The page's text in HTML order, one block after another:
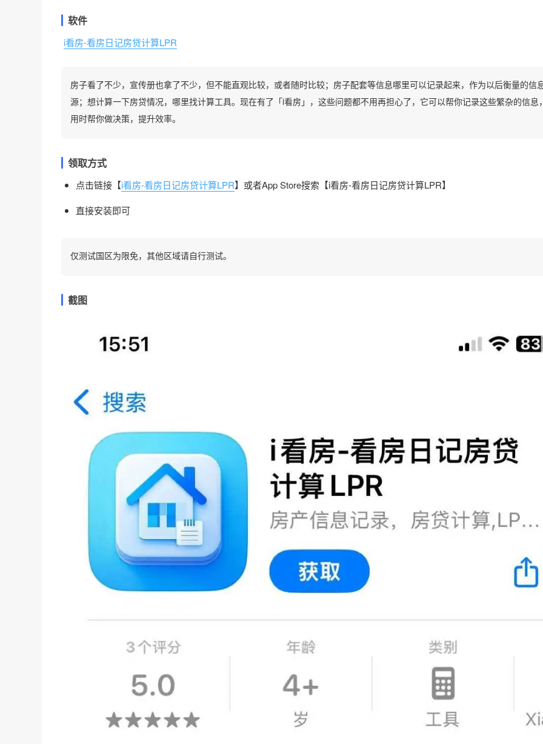
软件
i看房-看房日记房贷计算LPR
房子看了不少，宣传册也拿了不少，但不能直观比较，或者随时比较；房子配套等信息哪里可以记录起来，作为以后衡量的信
源；想计算一下房贷情况，哪里找计算工具。现在有了「i看房」，这些问题都不用再担心了，它可以帮你记录这些繁杂的信息
用时帮你做决策，提升效率。
领取方式
点击链接【i看房-看房日记房贷计算LPR】或者App Store搜索【i看房-看房日记房贷计算LPR】
直接安装即可
仅测试国区为限免，其他区域请自行测试。
截图